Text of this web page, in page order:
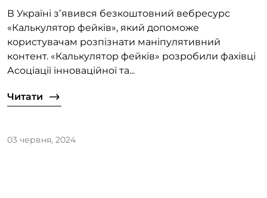
В Україні зʼявився безкоштовний вебресурс
«Калькулятор фейків», який допоможе
користувачам розпізнати маніпулятивний
контент. «Калькулятор фейків» розробили фахівці
Асоціації інноваційної та...
Читати
03 червня, 2024